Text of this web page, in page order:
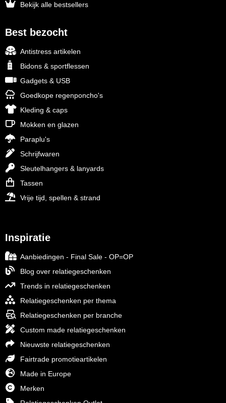
Bekijk alle bestsellers
Best bezocht
Antistress artikelen
Bidons & sportflessen
Gadgets & USB
Goedkope regenponcho's
Kleding & caps
Mokken en glazen
Paraplu's
Schrijfwaren
Sleutelhangers & lanyards
Tassen
Vrije tijd, spellen & strand
Inspiratie
Aanbiedingen - Final Sale - OP=OP
Blog over relatiegeschenken
Trends in relatiegeschenken
Relatiegeschenken per thema
Relatiegeschenken per branche
Custom made relatiegeschenken
Nieuwste relatiegeschenken
Fairtrade promotieartikelen
Made in Europe
Merken